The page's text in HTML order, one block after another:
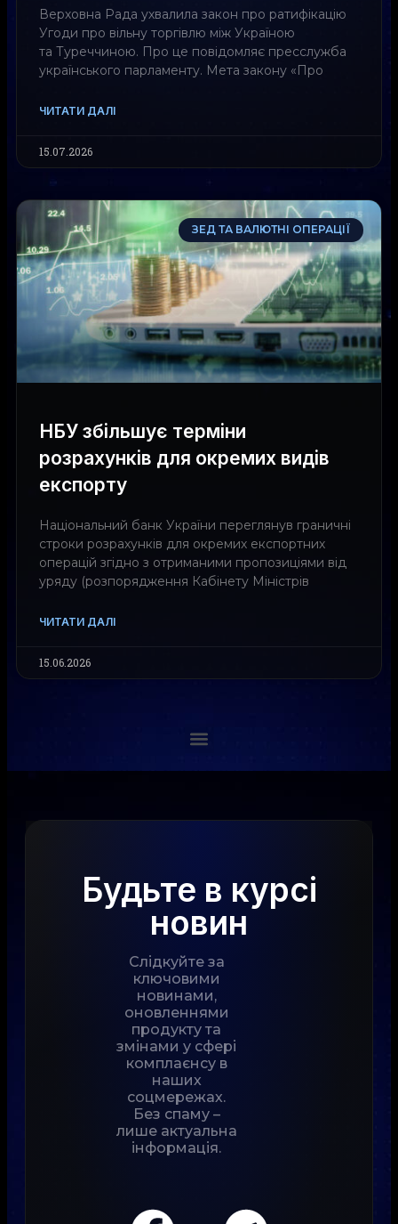
Верховна Рада ухвалила закон про ратифікацію
Угоди про вільну торгівлю між Україною
та Туреччиною. Про це повідомляє пресслужба
українського парламенту. Мета закону «Про
ЧИТАТИ ДАЛІ
15.07.2026
ЗЕД ТА ВАЛЮТНІ ОПЕРАЦІЇ
НБУ збільшує терміни
розрахунків для окремих видів
експорту
Національний банк України переглянув граничні
строки розрахунків для окремих експортних
операцій згідно з отриманими пропозиціями від
уряду (розпорядження Кабінету Міністрів
ЧИТАТИ ДАЛІ
15.06.2026
Будьте в курсі
новин
Слідкуйте за
ключовими
новинами,
оновленнями
продукту та
змінами у сфері
комплаєнсу в
наших
соцмережах.
Без спаму –
лише актуальна
інформація.